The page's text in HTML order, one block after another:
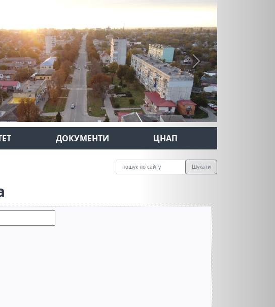
Next
ДОКУМЕНТИ ЦНАП
Шукати